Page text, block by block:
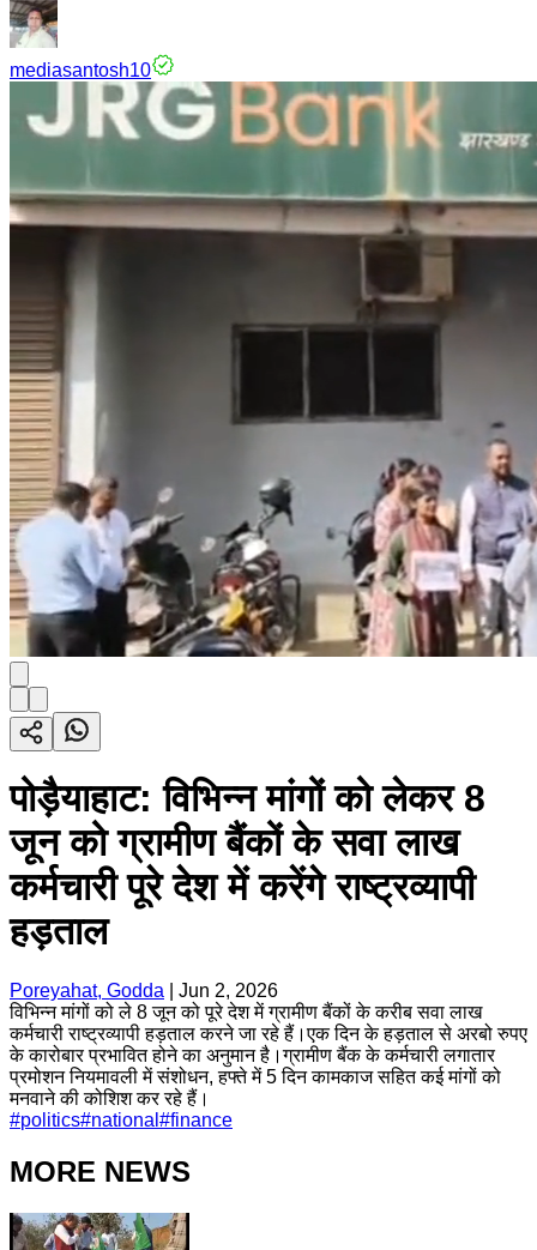
mediasantosh10
पोड़ैयाहाट: विभिन्न मांगों को लेकर 8
जून को ग्रामीण बैंकों के सवा लाख
कर्मचारी पूरे देश में करेंगे राष्ट्रव्यापी
हड़ताल
Poreyahat, Godda
Jun 2, 2026
विभिन्न मांगों को ले 8 जून को पूरे देश में ग्रामीण बैंकों के करीब सवा लाख
कर्मचारी राष्ट्रव्यापी हड़ताल करने जा रहे हैं।एक दिन के हड़ताल से अरबो रुपए
के कारोबार प्रभावित होने का अनुमान है।ग्रामीण बैंक के कर्मचारी लगातार
प्रमोशन नियमावली में संशोधन, हफ्ते में 5 दिन कामकाज सहित कई मांगों को
मनवाने की कोशिश कर रहे हैं।
#politics#national #finance
MORE NEWS